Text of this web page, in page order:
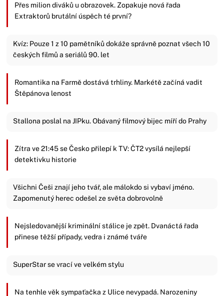
Přes milion diváků u obrazovek. Zopakuje nová řada
Extraktorů brutální úspěch té první?
Kvíz: Pouze 1 z 10 pamětníků dokáže správně poznat všech 10
českých filmů a seriálů 90. let
Romantika na Farmě dostává trhliny. Markétě začíná vadit
Štěpánova lenost
Stallona poslal na JIPku. Obávaný filmový bijec míří do Prahy
Zítra ve 21:45 se Česko přilepí k TV: ČT2 vysílá nejlepší
detektivku historie
Všichni Češi znají jeho tvář, ale málokdo si vybaví jméno.
Zapomenutý herec odešel ze světa dobrovolně
Nejsledovanější kriminální stálice je zpět. Dvanáctá řada
přinese těžší případy, vedra i známé tváře
SuperStar se vrací ve velkém stylu
Na tenhle věk sympaťačka z Ulice nevypadá. Narozeniny